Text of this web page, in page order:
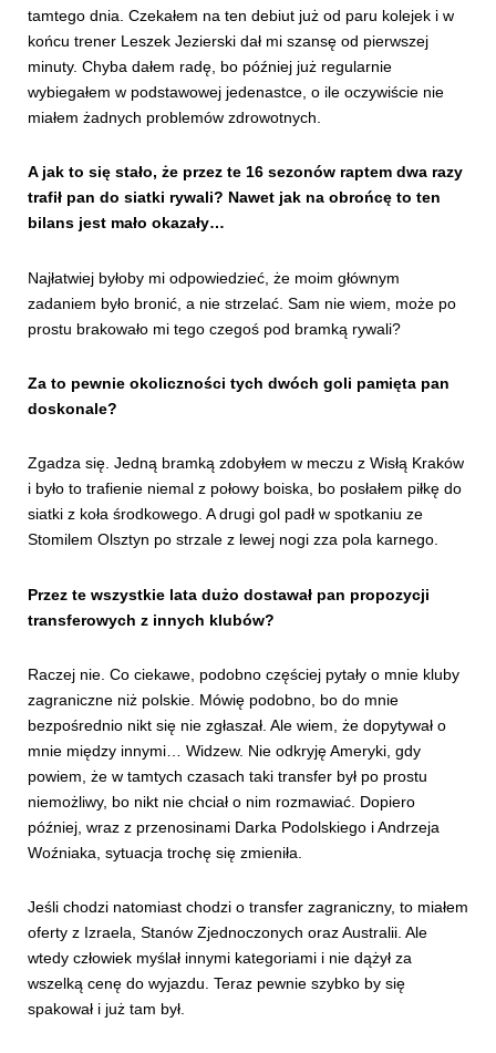
tamtego dnia. Czekałem na ten debiut już od paru kolejek i w
końcu trener Leszek Jezierski dał mi szansę od pierwszej
minuty. Chyba dałem radę, bo później już regularnie
wybiegałem w podstawowej jedenastce, o ile oczywiście nie
miałem żadnych problemów zdrowotnych.
A jak to się stało, że przez te 16 sezonów raptem dwa razy
trafił pan do siatki rywali? Nawet jak na obrońcę to ten
bilans jest mało okazały…
Najłatwiej byłoby mi odpowiedzieć, że moim głównym
zadaniem było bronić, a nie strzelać. Sam nie wiem, może po
prostu brakowało mi tego czegoś pod bramką rywali?
Za to pewnie okoliczności tych dwóch goli pamięta pan
doskonale?
Zgadza się. Jedną bramką zdobyłem w meczu z Wisłą Kraków
i było to trafienie niemal z połowy boiska, bo posłałem piłkę do
siatki z koła środkowego. A drugi gol padł w spotkaniu ze
Stomilem Olsztyn po strzale z lewej nogi zza pola karnego.
Przez te wszystkie lata dużo dostawał pan propozycji
transferowych z innych klubów?
Raczej nie. Co ciekawe, podobno częściej pytały o mnie kluby
zagraniczne niż polskie. Mówię podobno, bo do mnie
bezpośrednio nikt się nie zgłaszał. Ale wiem, że dopytywał o
mnie między innymi… Widzew. Nie odkryję Ameryki, gdy
powiem, że w tamtych czasach taki transfer był po prostu
niemożliwy, bo nikt nie chciał o nim rozmawiać. Dopiero
później, wraz z przenosinami Darka Podolskiego i Andrzeja
Woźniaka, sytuacja trochę się zmieniła.
Jeśli chodzi natomiast chodzi o transfer zagraniczny, to miałem
oferty z Izraela, Stanów Zjednoczonych oraz Australii. Ale
wtedy człowiek myślał innymi kategoriami i nie dążył za
wszelką cenę do wyjazdu. Teraz pewnie szybko by się
spakował i już tam był.